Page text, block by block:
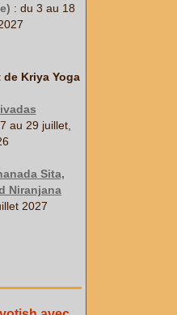
: du 3 au 18
de Kriya Yoga
au 29 juillet,
Sita,
Niranjana
2027